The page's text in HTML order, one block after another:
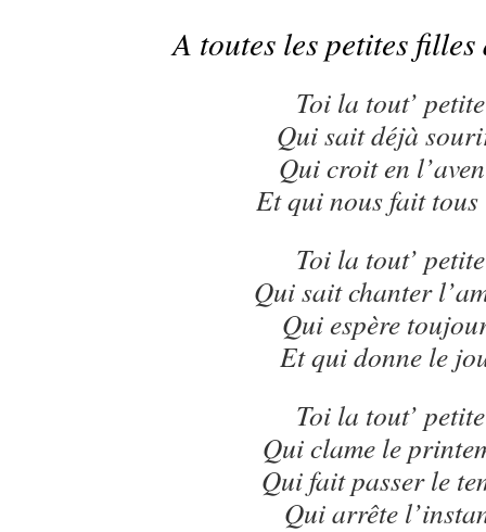
A toutes les petites
Toi la tout’ petite
Qui sait déjà
Qui croit en
Et qui nous fait
Toi la tout’ petite
Qui sait chanter
Qui espère
Et qui donne le
Toi la tout’ petite
Qui clame le
Qui fait passer le
Qui arrête